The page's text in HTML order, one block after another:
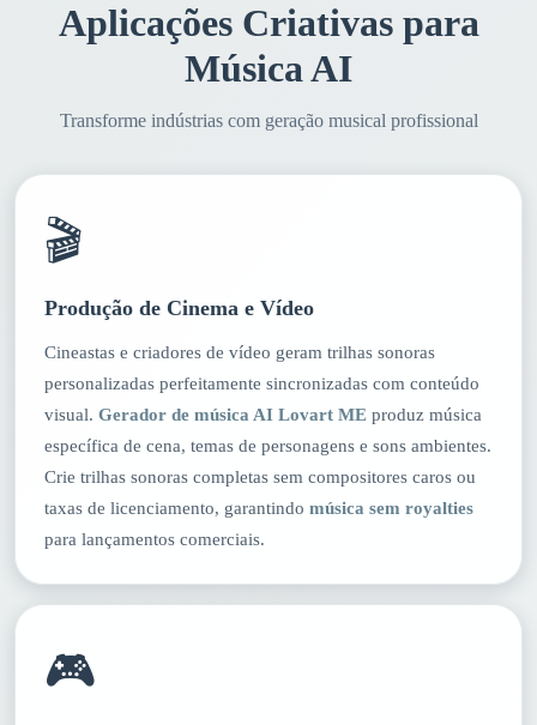
Aplicações Criativas para
Música AI
Transforme indústrias com geração musical profissional
🎬
Produção de Cinema e Vídeo
Cineastas e criadores de vídeo geram trilhas sonoras
personalizadas perfeitamente sincronizadas com conteúdo
visual. Gerador de música AI Lovart ME produz música
específica de cena, temas de personagens e sons ambientes.
Crie trilhas sonoras completas sem compositores caros ou
taxas de licenciamento, garantindo música sem royalties
para lançamentos comerciais.
🎮